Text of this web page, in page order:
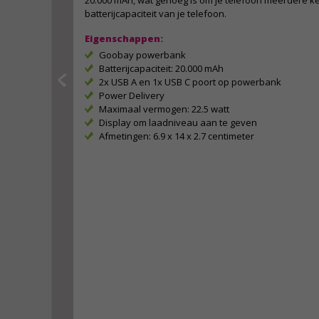
batterijcapaciteit van je telefoon.
Eigenschappen:
Goobay powerbank
Batterijcapaciteit: 20.000 mAh
2x USB A en 1x USB C poort op powerbank
Power Delivery
Maximaal vermogen: 22.5 watt
Display om laadniveau aan te geven
Afmetingen: 6.9 x 14 x 2.7 centimeter